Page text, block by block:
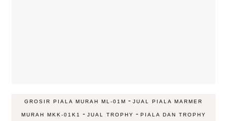
GROSIR PIALA MURAH ML-01M - JUAL PIALA MARMER
MURAH MKK-01K1 - JUAL TROPHY - PIALA DAN TROPHY